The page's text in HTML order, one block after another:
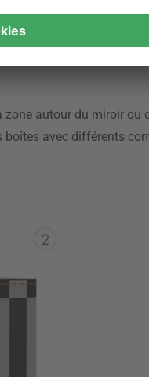
élégante et claire,
tiges, des mouchoirs
autour du miroir ou
boîtes avec différents